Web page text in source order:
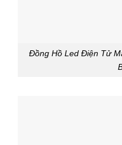
Đồng Hồ Led Điện Tử